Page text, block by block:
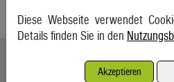
Ähnliche Artikel weiterlesen
Diese Webseite verwendet
Details finden Sie in den
Akzeptieren